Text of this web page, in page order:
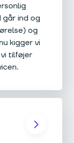
ind og
og
kigger vi
tilføjer